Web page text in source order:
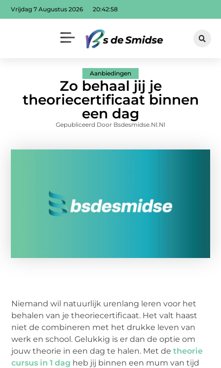
Vrijdag 7 Augustus 2026 20:43:00
Aanbiedingen
Zo behaal jij je
theoriecertificaat binnen
een dag
Gepubliceerd Door Bsdesmidse.nl.nl
Niemand wil natuurlijk urenlang leren voor het
behalen van je theoriecertificaat. Het valt haast
niet de combineren met het drukke leven van
werk en school. Gelukkig is er dan de optie om
jouw theorie in een dag te halen. Met detheorie
cursus in 1 dag heb jij binnen een mum van tijd